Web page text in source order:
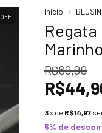
OFF
Início
Marinho
R$69,90
3x de R$14,97
5% de